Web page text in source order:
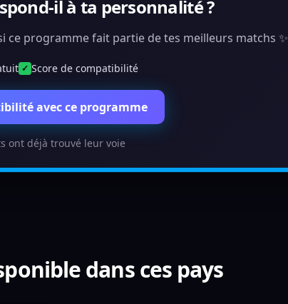
il à ta personnalité ?
ce programme fait partie de tes meilleurs matchs ✨
✓ Score de compatibilité
avec ce programme
ont déjà trouvé leur voie
dans ces pays